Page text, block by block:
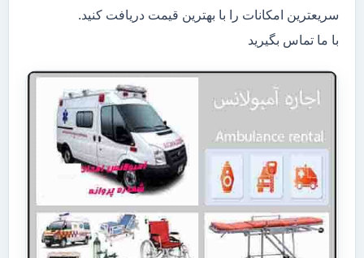
سریعترین امکانات را با بهترین قیمت دریافت کنید.
با ما تماس بگیرید